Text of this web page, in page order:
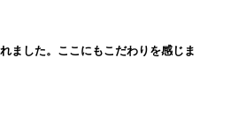
ました。ここにもこだわりを感じま